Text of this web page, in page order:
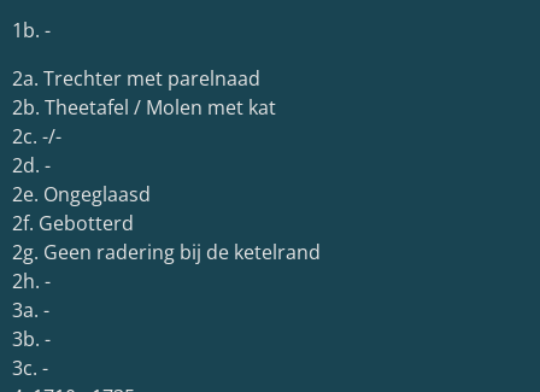
1b. -
2a. Trechter met parelnaad
2b. Theetafel / Molen met kat
2c. -/-
2d. -
2e. Ongeglaasd
2f. Gebotterd
2g. Geen radering bij de ketelrand
2h. -
3a. -
3b. -
3c. -